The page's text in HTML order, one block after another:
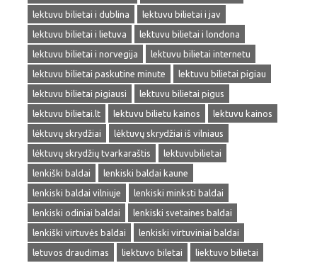
lektuvu bilietai i dublina
lektuvu bilietai i jav
lektuvu bilietai i lietuva
lektuvu bilietai i londona
lektuvu bilietai i norvegija
lektuvu bilietai internetu
lektuvu bilietai paskutine minute
lektuvu bilietai pigiau
lektuvu bilietai pigiausi
lektuvu bilietai pigus
lektuvu bilietai.lt
lektuvu bilietu kainos
lektuvu kainos
lėktuvų skrydžiai
lėktuvų skrydžiai iš vilniaus
lėktuvų skrydžių tvarkaraštis
lektuvubilietai
lenkiški baldai
lenkiski baldai kaune
lenkiski baldai vilniuje
lenkiski minksti baldai
lenkiski odiniai baldai
lenkiski svetaines baldai
lenkiški virtuvės baldai
lenkiski virtuviniai baldai
letuvos draudimas
liektuvo biletai
liektuvo bilietai